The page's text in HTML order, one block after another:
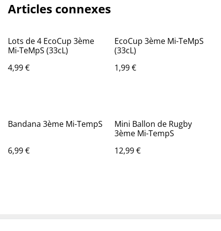
Articles connexes
Lots de 4 EcoCup 3ème
Mi-TeMpS (33cL)
4,99 €
EcoCup 3ème Mi-TeMpS
(33cL)
1,99 €
Bandana 3ème Mi-TempS
6,99 €
Mini Ballon de Rugby
3ème Mi-TempS
12,99 €